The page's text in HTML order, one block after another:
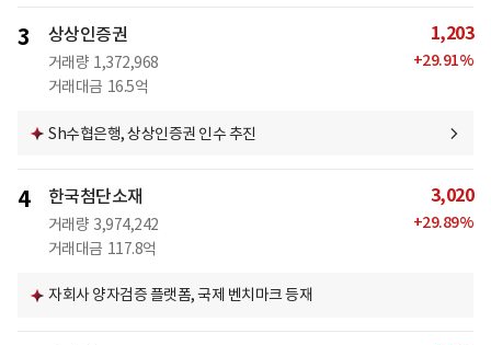
3 상상인증권
거래량 1,372,968
거래대금 16.5억
1,203
+29.91%
Sh수협은행, 상상인증권 인수 추진
4 한국첨단소재
거래량 3,974,242
거래대금 117.8억
3,020
+29.89%
자회사 양자검증 플랫폼, 국제 벤치마크 등재